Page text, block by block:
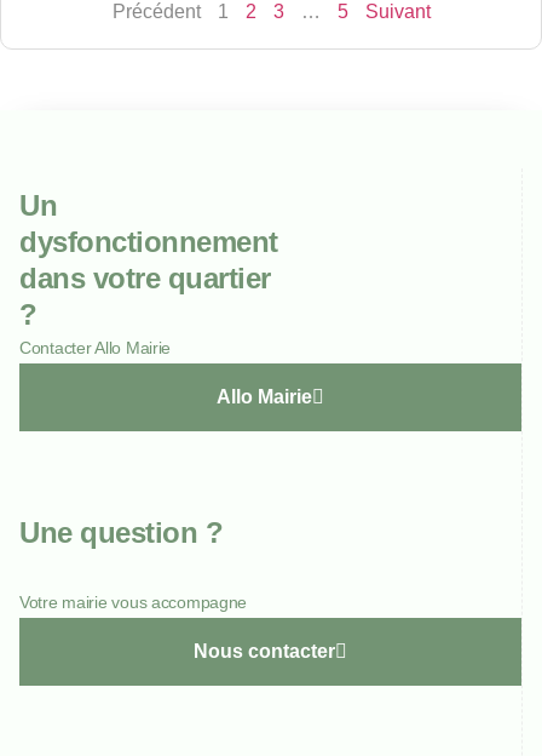
Précédent 1 2 3 … 5 Suivant
Un
dysfonctionnement
dans votre quartier
?
Contacter Allo Mairie
Allo Mairie
Une question ?
Votre mairie vous accompagne
Nous contacter